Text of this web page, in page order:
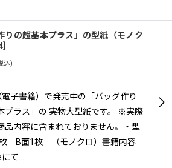
りの超基本プラス」の型紙（モノク
込)
電子書籍）で発売中の「バッグ作り
プラス」の 実物大型紙です。 ※実際
品内容に含まれておりません。・型
B面1枚 （モノクロ）書籍内容
て…